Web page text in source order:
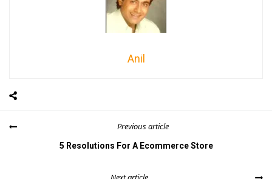
Anil
Previous article
5 Resolutions For A Ecommerce Store